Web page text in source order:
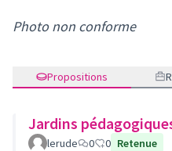
Photo non conforme
Propositions
Jardins
lerude 0 0 Retenue